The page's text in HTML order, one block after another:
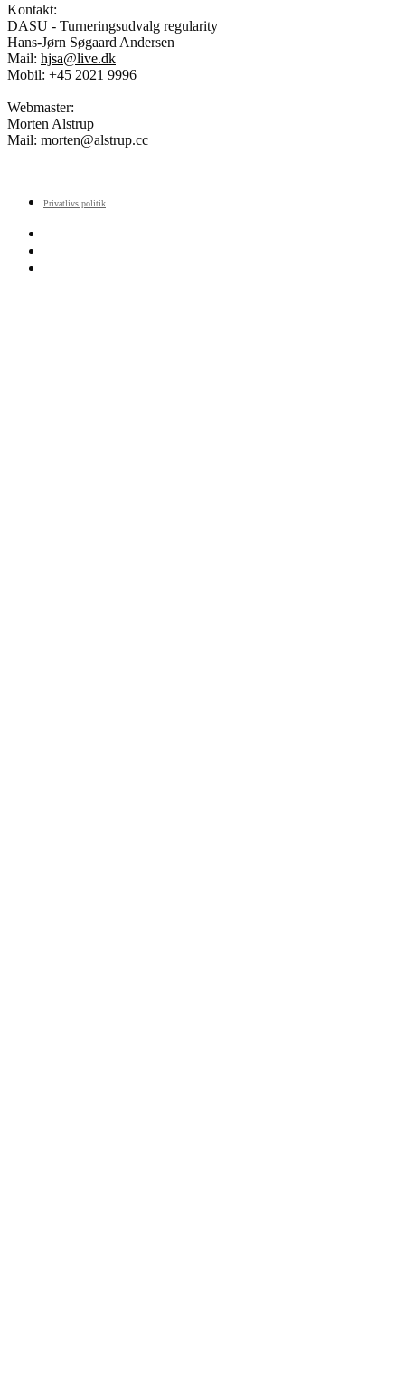
Kontakt:
DASU - Turneringsudvalg regularity
Hans-Jørn Søgaard Andersen
Mail: hjsa@live.dk
Mobil: +45 2021 9996
Webmaster:
Morten Alstrup
Mail: morten@alstrup.cc
Privatlivs politik